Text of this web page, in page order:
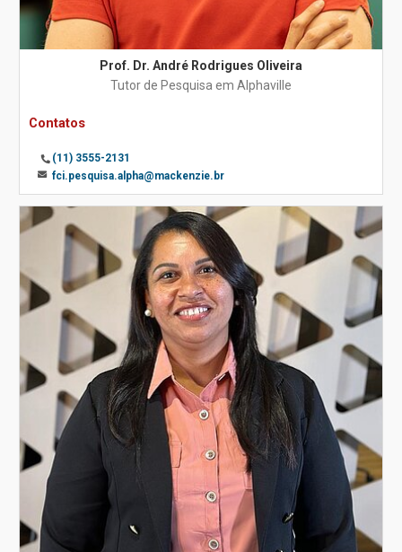
Prof. Dr. André Rodrigues Oliveira
Tutor de Pesquisa em Alphaville
Contatos
(11) 3555-2131
fci.pesquisa.alpha@mackenzie.br